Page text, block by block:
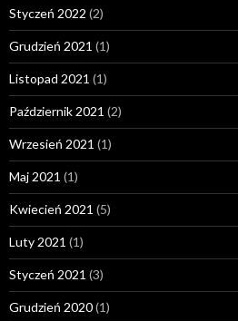
Styczeń 2022 (2)
Grudzień 2021 (1)
Listopad 2021 (1)
Październik 2021 (2)
Wrzesień 2021 (1)
Maj 2021 (1)
Kwiecień 2021 (5)
Luty 2021 (1)
Styczeń 2021 (3)
Grudzień 2020(1)